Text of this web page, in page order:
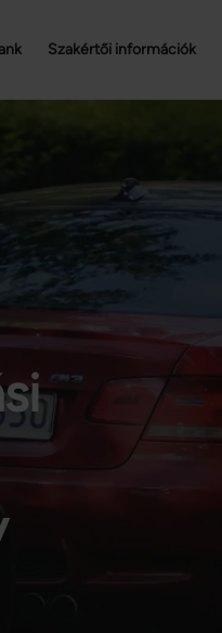
Szakértői információk